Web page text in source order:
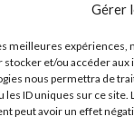
Gérer
meilleures expériences,
stocker et/ou accéder
nous permettra de
les ID uniques sur ce
peut avoir un effet
A
Plan